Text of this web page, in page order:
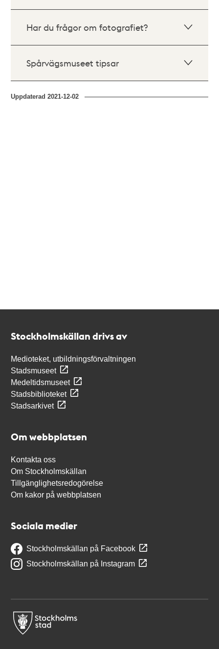
Har du frågor om fotografiet?
Spårvägsmuseet tipsar
Uppdaterad2021-12-02
Stockholmskällan drivs av
Medioteket, utbildningsförvaltningen
Stadsmuseet
Medeltidsmuseet
Stadsbiblioteket
Stadsarkivet
Om webbplatsen
Kontakta oss
Om Stockholmskällan
Tillgänglighetsredogörelse
Om kakor på webbplatsen
Sociala medier
Stockholmskällan på Facebook
Stockholmskällan på Instagram